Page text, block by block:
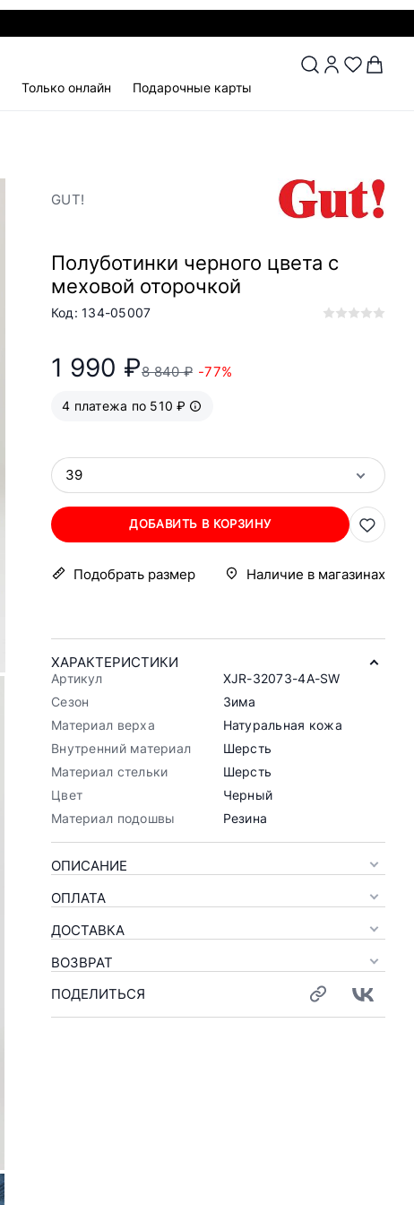
Только онлайн Подарочные карты
GUT!
Полуботинки черного цвета с
меховой оторочкой
Код: 134-05007
1 990 ₽8 840 ₽ -77%
4 платежа по 510 ₽
39
ДОБАВИТЬ В КОРЗИНУ
Подобрать размер Наличие в магазинах
ХАРАКТЕРИСТИКИ
Артикул
XJR-32073-4A-SW
Сезон
Зима
Материал верха
Натуральная кожа
Внутренний материал
Шерсть
Материал стельки
Шерсть
Цвет
Черный
Материал подошвы
Резина
ОПИСАНИЕ
ОПЛАТА
ДОСТАВКА
ВОЗВРАТ
ПОДЕЛИТЬСЯ